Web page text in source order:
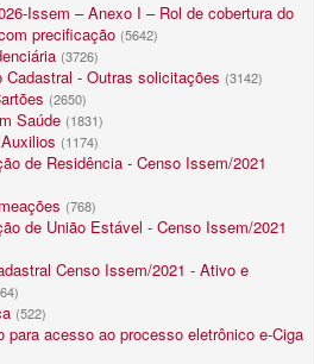
Issem – Anexo I – Rol de cobertura do
precificação (5642)
(3726)
Cadastral - Outras solicitações (3142)
(2650)
Saúde (1831)
(1174)
de Residência - Censo Issem/2021
(768)
de União Estável - Censo Issem/2021
Censo Issem/2021 - Ativo e
(522)
para acesso ao processo eletrônico e-Ciga